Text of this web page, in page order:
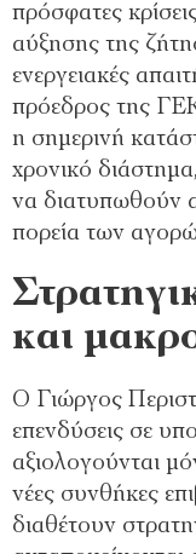
πρόσφατες
αύξησης της
ενεργειακές
πρόεδρος της
η σημερινή
χρονικό
να διατυπωθούν
πορεία των
και
Ο Γιώργος
επενδύσεις σε
αξιολογούνται
νέες συνθήκες
διαθέτουν